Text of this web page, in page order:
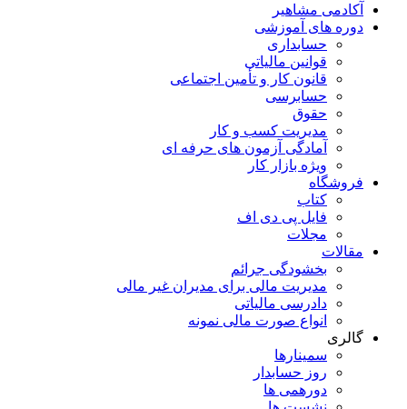
آکادمی مشاهیر
دوره های آموزشی
حسابداری
قوانین مالیاتی
قانون کار و تأمین اجتماعی
حسابرسی
حقوق
مدیریت کسب و کار
آمادگی آزمون های حرفه ای
ویژه بازار کار
فروشگاه
کتاب
فایل پی دی اف
مجلات
مقالات
بخشودگی جرائم
مدیریت مالی برای مدیران غیر مالی
دادرسی مالیاتی
انواع صورت مالی نمونه
گالری
سمینارها
روز حسابدار
دورهمی ها